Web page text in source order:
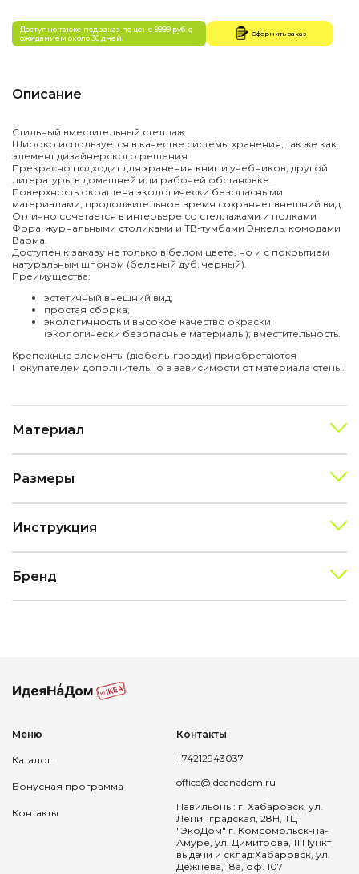
Доступно также под заказ по цене 9999 руб. с
ожиданием около 30 дней.
Оформить заказ
Описание
Стильный вместительный стеллаж.
Широко используется в качестве системы хранения, так же как
элемент дизайнерского решения.
Прекрасно подходит для хранения книг и учебников, другой
литературы в домашней или рабочей обстановке.
Поверхность окрашена экологически безопасными
материалами, продолжительное время сохраняет внешний вид.
Отлично сочетается в интерьере со стеллажами и полками
Фора, журнальными столиками и ТВ-тумбами Энкель, комодами
Варма.
Доступен к заказу не только в белом цвете, но и с покрытием
натуральным шпоном (беленый дуб, черный).
Преимущества:
эстетичный внешний вид;
простая сборка;
экологичность и высокое качество окраски
(экологически безопасные материалы); вместительность.
Крепежные элементы (дюбель-гвозди) приобретаются
Покупателем дополнительно в зависимости от материала стены.
Материал
Размеры
Инструкция
Бренд
Меню
Каталог
Бонусная программа
Контакты
Контакты
+74212943037
office@ideanadom.ru
Павильоны: г. Хабаровск, ул.
Ленинградская, 28Н, ТЦ
"ЭкоДом" г. Комсомольск-на-
Амуре, ул. Димитрова, 11 Пункт
выдачи и склад:Хабаровск, ул.
Дежнева, 18а, оф. 107